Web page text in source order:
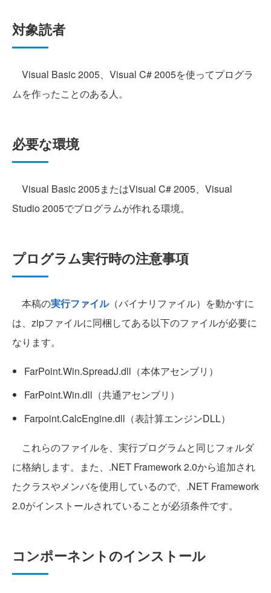
対象読者
Visual Basic 2005、Visual C# 2005を使ってプログラ
ムを作ったことのある人。
必要な環境
Visual Basic 2005またはVisual C# 2005、Visual
Studio 2005でプログラムが作れる環境。
プログラム実行時の注意事項
本稿の実行ファイル（バイナリファイル）を動かすに
は、zipファイルに同梱してある以下のファイルが必要に
なります。
FarPoint.Win.SpreadJ.dll（本体アセンブリ）
FarPoint.Win.dll（共通アセンブリ）
Farpoint.CalcEngine.dll（表計算エンジンDLL）
これらのファイルを、実行プログラムと同じフォルダ
に格納します。また、.NET Framework 2.0から追加され
たクラスやメンバを使用しているので、.NET Framework
2.0がインストールされていることが必須条件です。
コンポーネントのインストール